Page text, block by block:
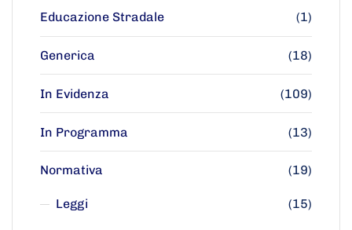
Educazione Stradale (1)
Generica (18)
In Evidenza (109)
In Programma (13)
Normativa (19)
Leggi (15)